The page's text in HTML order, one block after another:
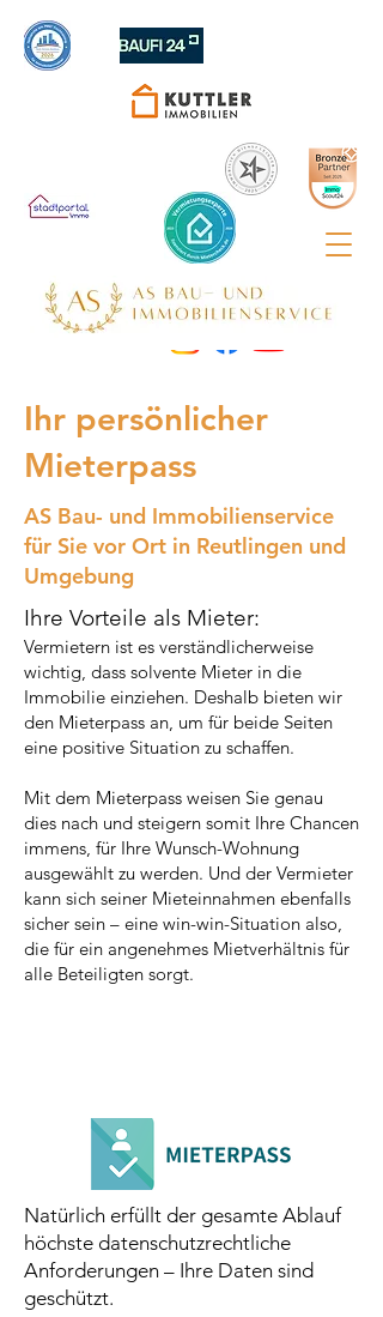
Ihr persönlicher
Mieterpass
AS Bau- und Immobilienservice
für Sie vor Ort in Reutlingen und
Umgebung
Ihre Vorteile als Mieter:
Vermietern ist es verständlicherweise
wichtig, dass solvente Mieter in die
Immobilie einziehen. Deshalb bieten wir
den Mieterpass an, um für beide Seiten
eine positive Situation zu schaffen.
Mit dem Mieterpass weisen Sie genau
dies nach und steigern somit Ihre Chancen
immens, für Ihre Wunsch-Wohnung
ausgewählt zu werden. Und der Vermieter
kann sich seiner Mieteinnahmen ebenfalls
sicher sein – eine win-win-Situation also,
die für ein angenehmes Mietverhältnis für
alle Beteiligten sorgt.
Natürlich erfüllt der gesamte Ablauf
höchste datenschutzrechtliche
Anforderungen – Ihre Daten sind
geschützt.